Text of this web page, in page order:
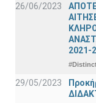
26/06/2023
2021-
29/05/2023